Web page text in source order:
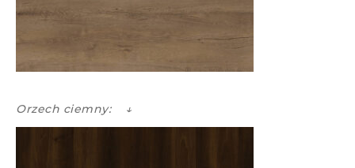
Orzech ciemny: ↓